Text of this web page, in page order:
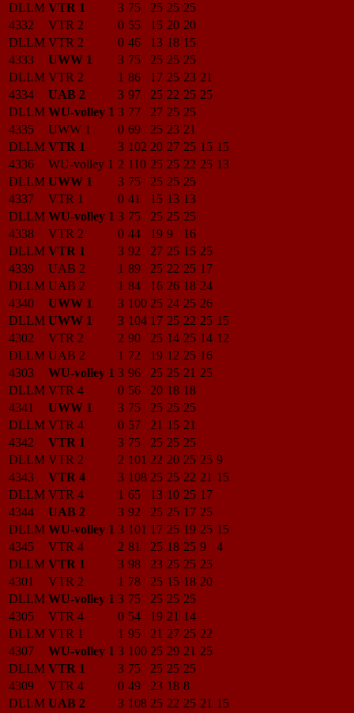
DLLM VTR 1 3 75 25 25 25
4332
VTR 2 0 55 15 20 20
DLLM VTR 2 0 46 13 18 15
4333
UWW 1 3 75 25 25 25
DLLM VTR 2 1 86 17 25 23 21
4334
UAB 2 3 97 25 22 25 25
DLLM WU-volley 1 3 77 27 25 25
4335
UWW 1 0 69 25 23 21
DLLM VTR 1 3 102 20 27 25 15 15
4336
WU-volley 1 2 110 25 25 22 25 13
DLLM UWW 1 3 75 25 25 25
4337
VTR 1 0 41 15 13 13
DLLM WU-volley 1 3 75 25 25 25
4338
VTR 2 0 44 19 9
16
DLLM VTR 1 3 92 27 25 15 25
4339
UAB 2 1 89 25 22 25 17
DLLM UAB 2 1 84 16 26 18 24
4340
UWW 1 3 100 25 24 25 26
DLLM UWW 1 3 104 17 25 22 25 15
4302
VTR 2 2 90 25 14 25 14 12
DLLM UAB 2 1 72 19 12 25 16
4303
WU-volley 1 3 96 25 25 21 25
DLLM VTR 4 0 56 20 18 18
4341
UWW 1 3 75 25 25 25
DLLM VTR 4 0 57 21 15 21
4342
VTR 1 3 75 25 25 25
DLLM VTR 2 2 101 22 20 25 25 9
4343
VTR 4 3 108 25 25 22 21 15
DLLM VTR 4 1 65 13 10 25 17
4344
UAB 2 3 92 25 25 17 25
DLLM WU-volley 1 3 101 17 25 19 25 15
4345
VTR 4 2 81 25 18 25 9
4
DLLM VTR 1 3 98 23 25 25 25
4301
VTR 2 1 78 25 15 18 20
DLLM WU-volley 1 3 75 25 25 25
4305
VTR 4 0 54 19 21 14
DLLM VTR 1 1 95 21 27 25 22
4307
WU-volley 1 3 100 25 29 21 25
DLLM VTR 1 3 75 25 25 25
4309
VTR 4 0 49 23 18 8
DLLM UAB 2 3 108 25 22 25 21 15